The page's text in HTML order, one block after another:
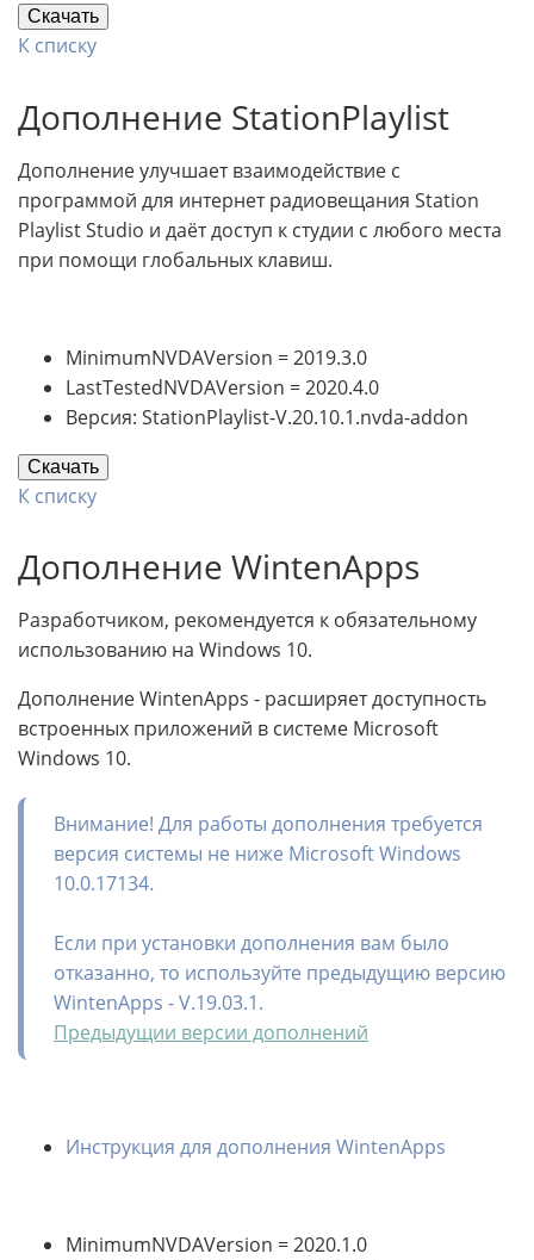
Скачать
К списку
Дополнение StationPlaylist
Дополнение улучшает взаимодействие с
программой для интернет радиовещания Station
Playlist Studio и даёт доступ к студии с любого места
при помощи глобальных клавиш.
MinimumNVDAVersion = 2019.3.0
LastTestedNVDAVersion = 2020.4.0
Версия: StationPlaylist-V.20.10.1.nvda-addon
Скачать
К списку
Дополнение WintenApps
Разработчиком, рекомендуется к обязательному
использованию на Windows 10.
Дополнение WintenApps - расширяет доступность
встроенных приложений в системе Microsoft
Windows 10.
Внимание! Для работы дополнения требуется
версия системы не ниже Microsoft Windows
10.0.17134.
Если при установки дополнения вам было
отказанно, то используйте предыдущию версию
WintenApps - V.19.03.1.
Предыдущии версии дополнений
Инструкция для дополнения WintenApps
MinimumNVDAVersion = 2020.1.0